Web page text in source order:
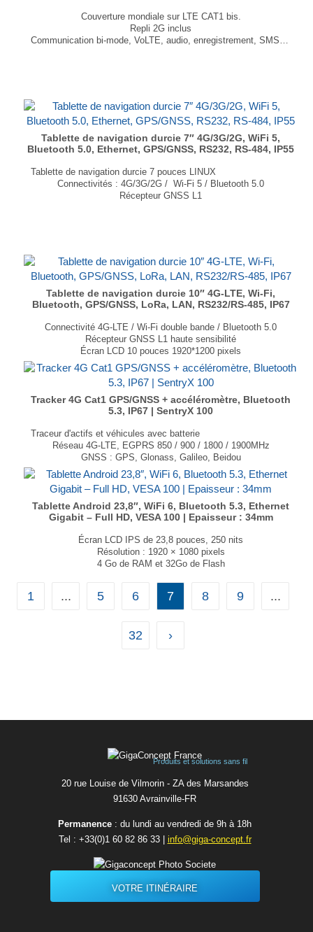
Couverture mondiale sur LTE CAT1 bis.
Repli 2G inclus
Tablette de navigation durcie 7″ 4G/3G/2G, WiFi 5,
Bluetooth 5.0, Ethernet, GPS/GNSS, RS232, RS-484, IP55
Tablette de navigation durcie 7 pouces LINUX
Connectivités : 4G/3G/2G / Wi-Fi 5 / Bluetooth 5.0
Récepteur GNSS L1
...
Tablette de navigation durcie 10″ 4G-LTE, Wi-Fi,
Bluetooth, GPS/GNSS, LoRa, LAN, RS232/RS-485, IP67
Connectivité 4G-LTE / Wi-Fi double bande / Bluetooth 5.0
Récepteur GNSS L1 haute sensibilité
Écran LCD 10 pouces 1920*1200 pixels
4 Go de RAM DDR4 et 64 Go de Flash eMMC
Système d'exploitation Android 12 ou 14
Options possibles :
Ethernet et LoRaWAN
E/S numériques, RS-232, RS-485
Tracker 4G Cat1 GPS/GNSS + accéléromètre, Bluetooth
5.3, IP67 | SentryX 100
Traceur d'actifs et véhicules avec batterie
Réseau 4G-LTE, EGPRS 850 / 900 / 1800 / 1900MHz
GNSS : GPS, Glonass, Galileo, Beidou
Interface Bluetooth 5.3
Positionnement et suivi en temps réel (<2m)
Accéléromètre à 3 axes
Étanche, certifié IP67
Tablette Android 23,8″, WiFi 6, Bluetooth 5.3, Ethernet
Gigabit – Full HD, VESA 100 | Epaisseur : 34mm
Écran LCD IPS de 23,8 pouces, 250 nits
Résolution : 1920 × 1080 pixels
4 Go de RAM et 32Go de Flash
Port Ethernet 1Gbps
Android 13
VESA 100
1 ... 5 6 7 8 9 ...
32 ›
Produits et solutions sans fil
20 rue Louise de Vilmorin - ZA des Marsandes
91630 Avrainvilleㅤ-ㅤFR
Permanence : du lundi au vendredi de 9h à 18h
Tel : +33(0)1 60 82 86 33| info@giga-concept.fr
VOTRE ITINÉRAIRE